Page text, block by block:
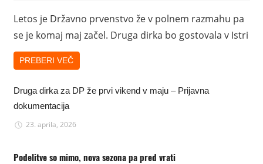
Letos je Državno prvenstvo že v polnem razmahu pa
se je komaj maj začel. Druga dirka bo gostovala v Istri
PREBERI VEČ
Druga dirka za DP že prvi vikend v maju – Prijavna
dokumentacija
23. aprila, 2026
Podelitve so mimo, nova sezona pa pred vrati